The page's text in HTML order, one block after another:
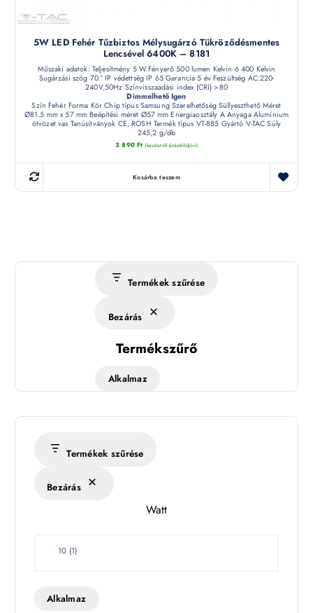
5W LED Fehér Tűzbiztos Mélysugárzó Tükröződésmentes
Lencsével 6400K – 8181
Műszaki adatok: Teljesítmény 5 W Fényerő 500 lumen Kelvin 6 400 Kelvin
Sugárzási szög 70 ° IP védettség IP 65 Garancia 5 év Feszültség AC:220-
240V,50Hz Színvisszaadási index (CRI) >80
Dimmelhető Igen
Szín Fehér Forma Kör Chip típus Samsung Szerelhetőség Süllyeszthető Méret
Ø81.5 mm x 57 mm Beépítési méret Ø57 mm Energiaosztály A Anyaga Alumínium
ötvözet vas Tanúsítványok CE, ROSH Termék típus VT-885 Gyártó V-TAC Súly
245,2 g/db
3 890 Ft (készletről érdeklődjön)
Kosárba teszem
Termékek szűrése
Bezárás
Termékszűrő
Alkalmaz
Termékek szűrése
Bezárás
Watt
W
t
10 (1)
Alkalmaz